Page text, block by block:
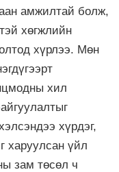
амжилтай болж,
хөгжлийн
хүрлээ. Мөн
хил
хүрдэг,
харуулсан үйл
зам төсөл ч